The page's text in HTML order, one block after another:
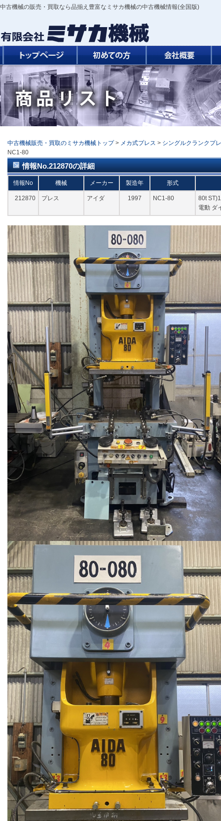
中古機械の販売・買取なら品揃え豊富なミサカ機械の中古機械情報(全国版)
中古機械販売・買取のミサカ機械トップ > メカ式プレス > シングルクランクプ
NC1-80
情報No.212870の詳細
情報No 機械 メーカー 製造年 形式
212870 プレス アイダ 1997 NC1-80
80t
電動 ダ